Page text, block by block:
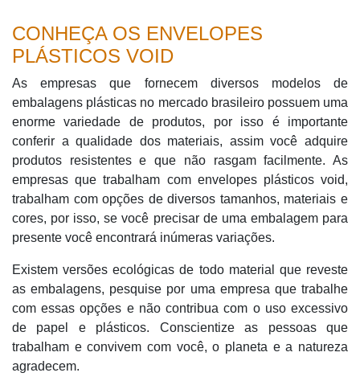
CONHEÇA OS ENVELOPES
PLÁSTICOS VOID
As empresas que fornecem diversos modelos de
embalagens plásticas no mercado brasileiro possuem uma
enorme variedade de produtos, por isso é importante
conferir a qualidade dos materiais, assim você adquire
produtos resistentes e que não rasgam facilmente. As
empresas que trabalham com envelopes plásticos void,
trabalham com opções de diversos tamanhos, materiais e
cores, por isso, se você precisar de uma embalagem para
presente você encontrará inúmeras variações.
Existem versões ecológicas de todo material que reveste
as embalagens, pesquise por uma empresa que trabalhe
com essas opções e não contribua com o uso excessivo
de papel e plásticos. Conscientize as pessoas que
trabalham e convivem com você, o planeta e a natureza
agradecem.